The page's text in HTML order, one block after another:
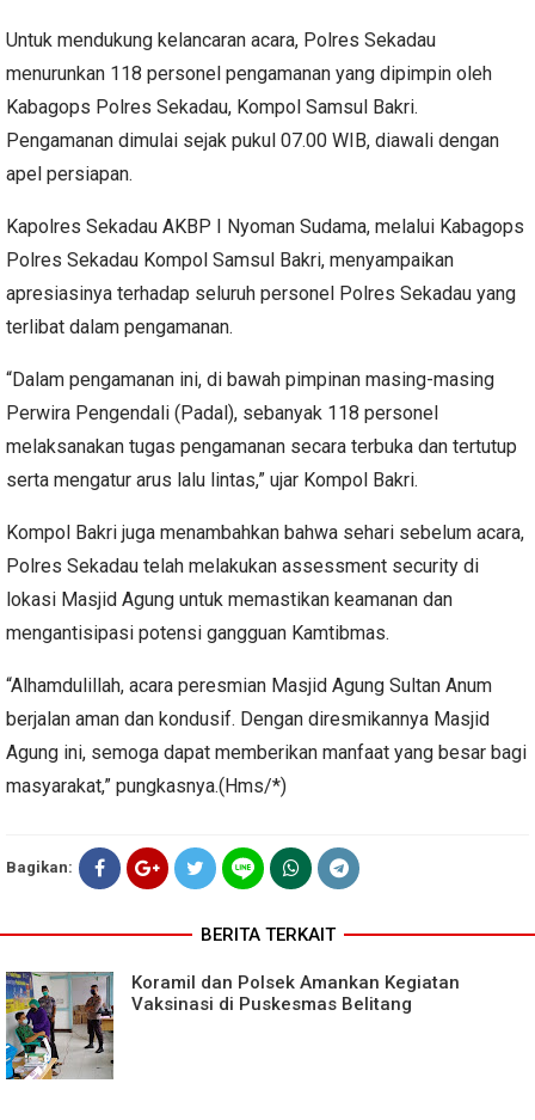
Untuk mendukung kelancaran acara, Polres Sekadau
menurunkan 118 personel pengamanan yang dipimpin oleh
Kabagops Polres Sekadau, Kompol Samsul Bakri.
Pengamanan dimulai sejak pukul 07.00 WIB, diawali dengan
apel persiapan.
Kapolres Sekadau AKBP I Nyoman Sudama, melalui Kabagops
Polres Sekadau Kompol Samsul Bakri, menyampaikan
apresiasinya terhadap seluruh personel Polres Sekadau yang
terlibat dalam pengamanan.
“Dalam pengamanan ini, di bawah pimpinan masing-masing
Perwira Pengendali (Padal), sebanyak 118 personel
melaksanakan tugas pengamanan secara terbuka dan tertutup
serta mengatur arus lalu lintas,” ujar Kompol Bakri.
Kompol Bakri juga menambahkan bahwa sehari sebelum acara,
Polres Sekadau telah melakukan assessment security di
lokasi Masjid Agung untuk memastikan keamanan dan
mengantisipasi potensi gangguan Kamtibmas.
“Alhamdulillah, acara peresmian Masjid Agung Sultan Anum
berjalan aman dan kondusif. Dengan diresmikannya Masjid
Agung ini, semoga dapat memberikan manfaat yang besar bagi
masyarakat,” pungkasnya.(Hms/*)
Bagikan:
BERITA TERKAIT
Koramil dan Polsek Amankan Kegiatan
Vaksinasi di Puskesmas Belitang